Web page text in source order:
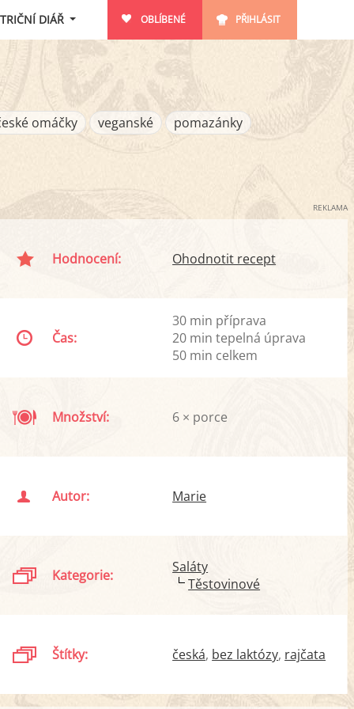
DIÁŘ OBLÍBENÉ PŘIHLÁSIT
omáčky veganské pomazánky
REKLAMA
Hodnocení: Ohodnotit recept
Čas:
30 min příprava
20 min tepelná úprava
50 min celkem
Množství: 6 × porce
Autor: Marie
Kategorie:
Saláty
Těstovinové
Štítky: česká bez laktózy rajčata